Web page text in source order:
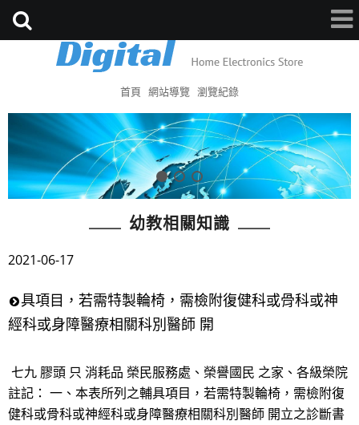
首頁 網站導覽 瀏覽紀錄
幼教相關知識
2021-06-17
具項目，若需特製輪椅，需檢附復健科或骨科或神
經科或身障醫療相關科別醫師 開
七九 膠頭 只 消耗品 榮民服務處、榮譽國民 之家、各級榮院
註記： 一、本表所列之輔具項目，若需特製輪椅，需檢附復
健科或骨科或神經科或身障醫療相關科別醫師 開立之診斷書